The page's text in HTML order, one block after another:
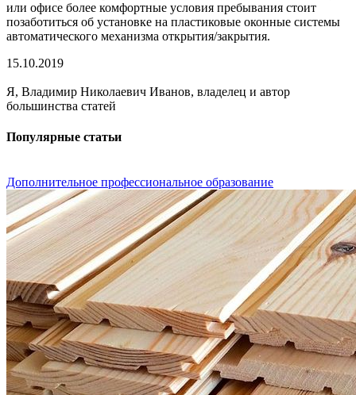
или офисе более комфортные условия пребывания стоит
позаботиться об установке на пластиковые оконные системы
автоматического механизма открытия/закрытия.
15.10.2019
Я, Владимир Николаевич Иванов, владелец и автор
большинства статей
Популярные статьи
Дополнительное профессиональное образование